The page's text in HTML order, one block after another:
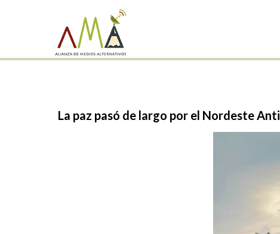
La paz pasó de largo por el Nordeste